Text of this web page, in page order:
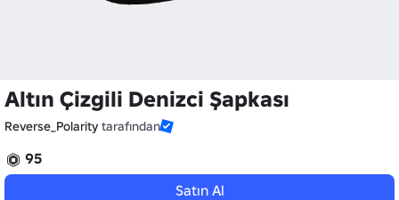
Altın Çizgili Denizci Şapkası
Reverse_Polarity tarafından
95
Satın Al